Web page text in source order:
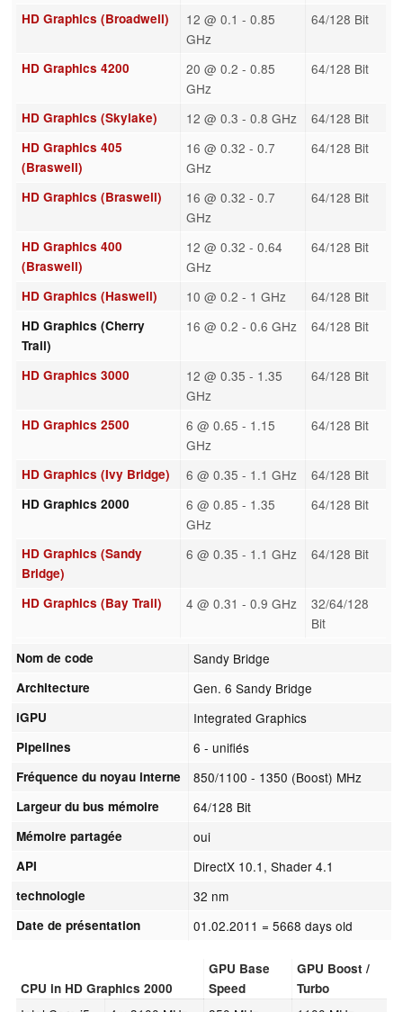
HD Graphics (Broadwell)
12 @ 0.1 - 0.85
GHz
64/128 Bit
HD Graphics 4200
20 @ 0.2 - 0.85
GHz
64/128 Bit
HD Graphics (Skylake) 12 @ 0.3 - 0.8 GHz 64/128 Bit
HD Graphics 405
(Braswell)
16 @ 0.32 - 0.7
GHz
64/128 Bit
HD Graphics (Braswell)
16 @ 0.32 - 0.7
GHz
64/128 Bit
HD Graphics 400
(Braswell)
12 @ 0.32 - 0.64
GHz
64/128 Bit
HD Graphics (Haswell) 10 @ 0.2 - 1 GHz 64/128 Bit
HD Graphics (Cherry
Trail)
16 @ 0.2 - 0.6 GHz 64/128 Bit
HD Graphics 3000
12 @ 0.35 - 1.35
GHz
64/128 Bit
HD Graphics 2500
6 @ 0.65 - 1.15
GHz
64/128 Bit
HD Graphics (Ivy Bridge) 6 @ 0.35 - 1.1 GHz 64/128 Bit
HD Graphics 2000
6 @ 0.85 - 1.35
GHz
64/128 Bit
HD Graphics (Sandy
Bridge)
6 @ 0.35 - 1.1 GHz 64/128 Bit
HD Graphics (Bay Trail) 4 @ 0.31 - 0.9 GHz
32/64/128
Bit
Nom de code Sandy Bridge
Architecture Gen. 6 Sandy Bridge
iGPU Integrated Graphics
Pipelines 6 - unifiés
Fréquence du noyau interne 850/1100 - 1350 (Boost) MHz
Largeur du bus mémoire 64/128 Bit
Mémoire partagée oui
API DirectX 10.1, Shader 4.1
technologie 32 nm
Date de présentation 01.02.2011 = 5668 days old
CPU in HD Graphics 2000
GPU Base
Speed
GPU Boost /
Turbo